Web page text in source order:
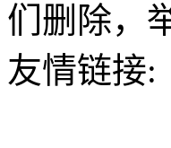
们删除，
友情链接: